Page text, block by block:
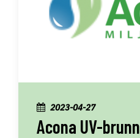
2023-04-27
Acona UV-brunn